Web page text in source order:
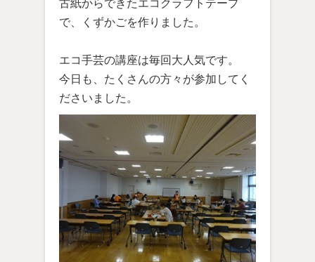
古紙からできたエコクラフトテープ
で、くずかごを作りました。
エコ手芸の講座は毎回大人気です。
今日も、たくさんの方々が参加してく
ださいました。